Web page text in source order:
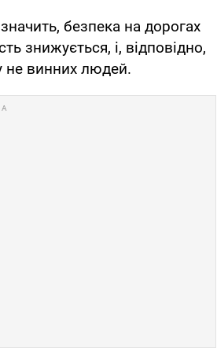
безпека на дорогах
знижується, і, відповідно,
не винних людей.